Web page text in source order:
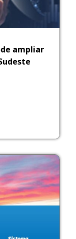
ampliar